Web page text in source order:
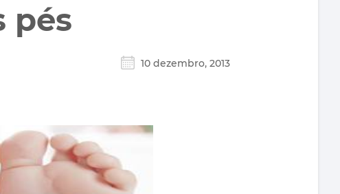
pés
10 dezembro, 2013